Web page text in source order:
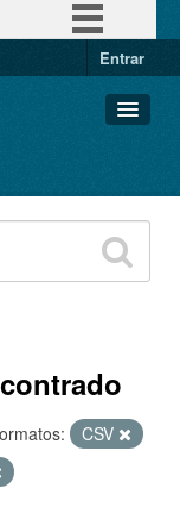
Entrar
CSV